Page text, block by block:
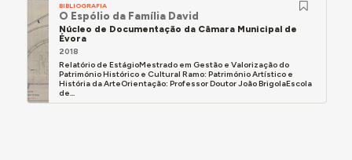
BIBLIOGRAFIA
O Espólio da Família David
Núcleo de Documentação da Câmara Municipal de
Évora
2018
Relatório de EstágioMestrado em Gestão e Valorização do
Património Histórico e Cultural Ramo: Património Artístico e
História da ArteOrientação: Professor Doutor João BrigolaEscola
de...